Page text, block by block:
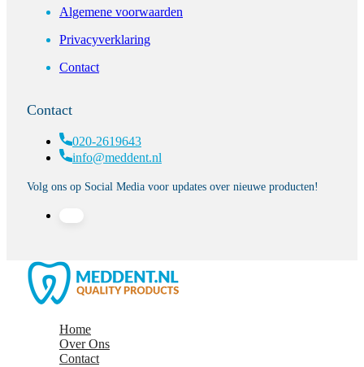
Algemene voorwaarden
Privacyverklaring
Contact
Contact
020-2619643
info@meddent.nl
Volg ons op Social Media voor updates over nieuwe producten!
Home
Over Ons
Contact